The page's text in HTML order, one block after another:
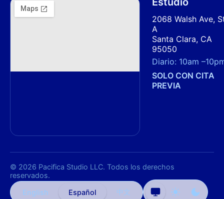
2068 Walsh Ave,
A
Santa Clara, CA
95050
Diario: 10am –
SOLO CON CITA
PREVIA
© 2026 Pacifica Studio LLC. Todos los derechos
reservados.
English
Español 中文 TemaTemaTema